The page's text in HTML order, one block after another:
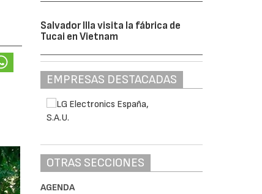
Salvador Illa visita la fábrica de
Tucai en Vietnam
EMPRESAS DESTACADAS
OTRAS SECCIONES
AGENDA